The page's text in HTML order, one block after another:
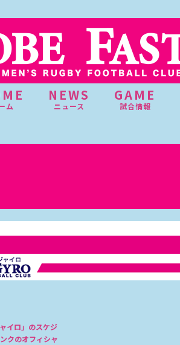
ム
NEWS
ニュース
GAME
試合情報
イロ」のスケジ
クのオフィシャ